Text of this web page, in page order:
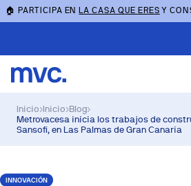
🏠 PARTICIPA ENLA CASA QUE ERES Y
Inicio›Inicio›Blog›
Metrovacesa inicia los trabajos de
Sansofí, en Las Palmas de Gran Canaria
INNOVACIÓN